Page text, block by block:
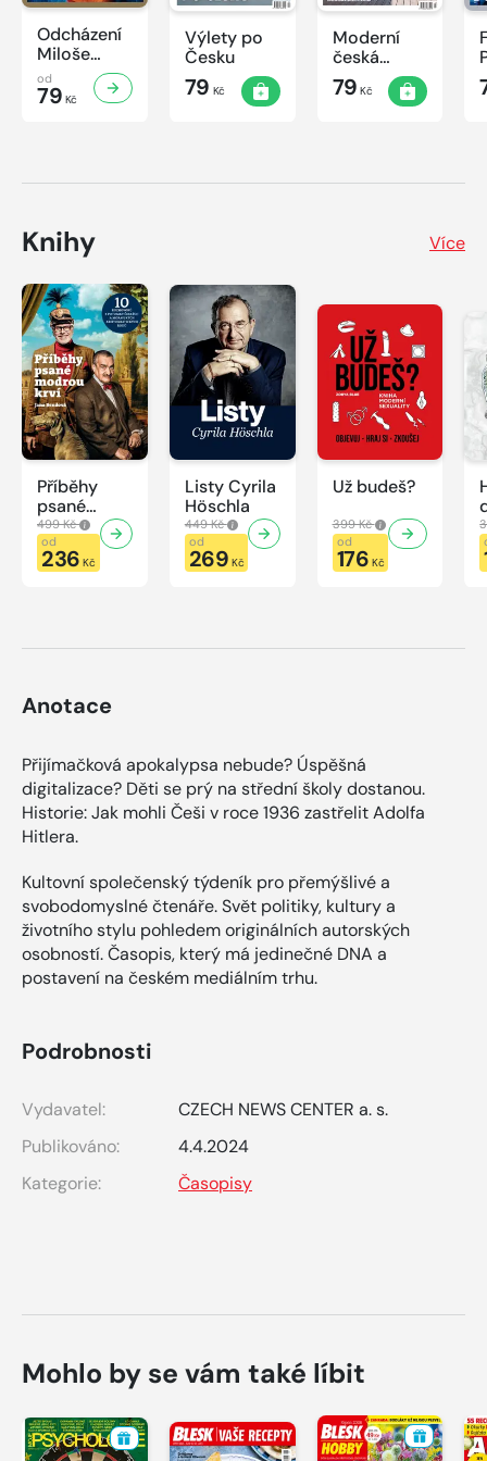
Odcházení
Miloše
Zemana
od
79 Kč
Výlety po
Česku
79 Kč
Moderní
česká
architektura
79 Kč
Knihy Více
Příběhy
psané
modrou
krví
499 Kč
od
236 Kč
Listy Cyrila
Höschla
449 Kč
od
269 Kč
Už budeš?
399 Kč
od
176 Kč
Anotace
Přijímačková apokalypsa nebude? Úspěšná
digitalizace? Děti se prý na střední školy dostanou.
Historie: Jak mohli Češi v roce 1936 zastřelit Adolfa
Hitlera.
Kultovní společenský týdeník pro přemýšlivé a
svobodomyslné čtenáře. Svět politiky, kultury a
životního stylu pohledem originálních autorských
osobností. Časopis, který má jedinečné DNA a
postavení na českém mediálním trhu.
Podrobnosti
Vydavatel:
CZECH NEWS CENTER a. s.
Publikováno:
4.4.2024
Kategorie:
Časopisy
Mohlo by se vám také líbit